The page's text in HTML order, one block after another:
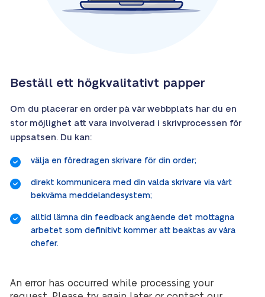
Beställ ett högkvalitativt papper
Om du placerar en order på vår webbplats har du en
stor möjlighet att vara involverad i skrivprocessen för
uppsatsen. Du kan:
välja en föredragen skrivare för din order;
direkt kommunicera med din valda skrivare via vårt
bekväma meddelandesystem;
alltid lämna din feedback angående det mottagna
arbetet som definitivt kommer att beaktas av våra
chefer.
An error has occurred while processing your